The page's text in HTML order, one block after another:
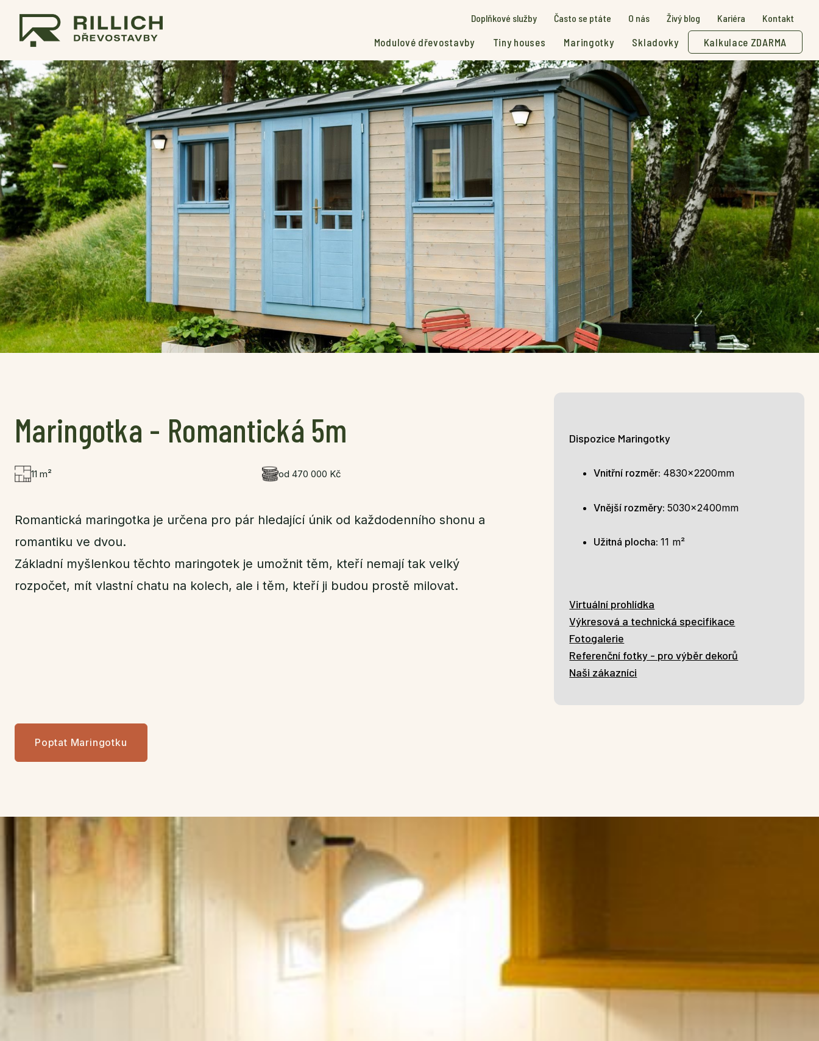
Modulové dřevostavby Tiny houses Maringotky Skladovky Kalkulace ZDARMA
Doplňkové služby Často se ptáte O nás Živý blog Kariéra Kontakt
Maringotka - Romantická 5m
11 m² od 470 000 Kč
Romantická maringotka je určena pro pár hledající únik od každodenního shonu a
romantiku ve dvou.
Základní myšlenkou těchto maringotek je umožnit těm, kteří nemají tak velký
rozpočet, mít vlastní chatu na kolech, ale i těm, kteří ji budou prostě milovat.
Dispozice Maringotky
Vnitřní rozměr: 4830x2200mm
Vnější rozměry:5030x2400mm
Užitná plocha:11 m²
Virtuální prohlídka
Výkresová a technická specifikace
Fotogalerie
Referenční fotky - pro výběr dekorů
Naši zákazníci
Poptat Maringotku